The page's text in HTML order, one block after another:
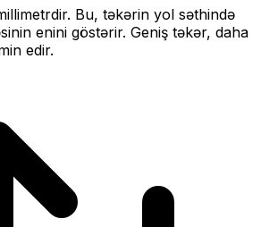
Bu, təkərin yol səthində
enini göstərir. Geniş təkər, daha
edir.